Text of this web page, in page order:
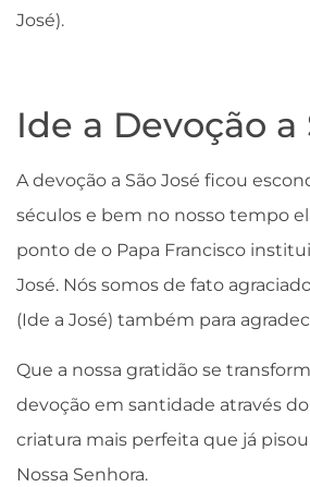
José).
Ide a Devoção a
A devoção a São José ficou
séculos e bem no nosso tempo
ponto de o Papa Francisco
José. Nós somos de fato
(Ide a José) também para
Que a nossa gratidão se
devoção em santidade através
criatura mais perfeita que já
Nossa Senhora.